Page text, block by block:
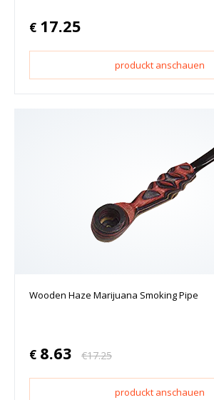
€ 17.25
produckt anschauen
Wooden Haze Marijuana Smoking Pipe
€ 8.63 €17.25
produckt anschauen